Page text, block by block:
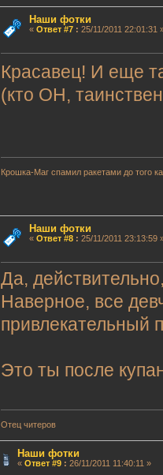
Наши фотки
« Ответ #7: 25/11/2011 22:01:31
Красавец! И еще
(кто ОН,
Крошка-Маг спамил ракетами до того
Наши фотки
« Ответ #8: 25/11/2011 23:13:59
Да,
Наверное, все
привлекательный
Это ты после
Отец читеров
Наши фотки
« Ответ #9: 26/11/2011 11:40:11 »